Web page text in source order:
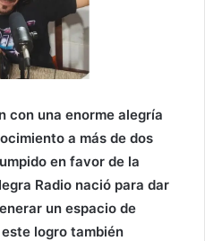
con una enorme alegría
a más de dos
en favor de la
Radio nació para dar
un espacio de
logro también